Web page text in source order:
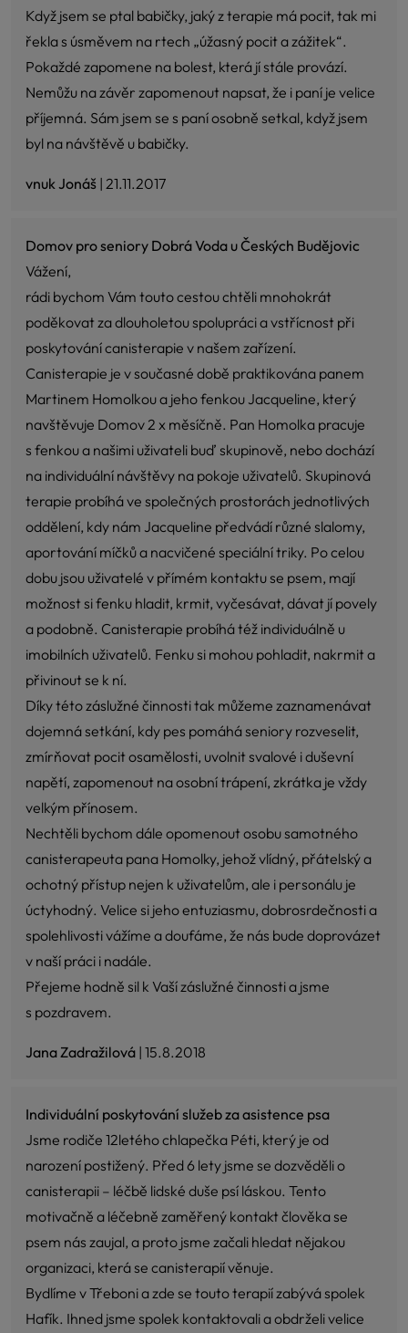
Když jsem se ptal babičky, jaký z terapie má pocit, tak mi
řekla s úsměvem na rtech „úžasný pocit a zážitek“.
Pokaždé zapomene na bolest, která jí stále provází.
Nemůžu na závěr zapomenout napsat, že i paní je velice
příjemná. Sám jsem se s paní osobně setkal, když jsem
byl na návštěvě u babičky.
vnuk Jonáš | 21.11.2017
Domov pro seniory Dobrá Voda u Českých Budějovic
Vážení,
rádi bychom Vám touto cestou chtěli mnohokrát
poděkovat za dlouholetou spolupráci a vstřícnost při
poskytování canisterapie v našem zařízení.
Canisterapie je v současné době praktikována panem
Martinem Homolkou a jeho fenkou Jacqueline, který
navštěvuje Domov 2 x měsíčně. Pan Homolka pracuje
s fenkou a našimi uživateli buď skupinově, nebo dochází
na individuální návštěvy na pokoje uživatelů. Skupinová
terapie probíhá ve společných prostorách jednotlivých
oddělení, kdy nám Jacqueline předvádí různé slalomy,
aportování míčků a nacvičené speciální triky. Po celou
dobu jsou uživatelé v přímém kontaktu se psem, mají
možnost si fenku hladit, krmit, vyčesávat, dávat jí povely
a podobně. Canisterapie probíhá též individuálně u
imobilních uživatelů. Fenku si mohou pohladit, nakrmit a
přivinout se k ní.
Díky této záslužné činnosti tak můžeme zaznamenávat
dojemná setkání, kdy pes pomáhá seniory rozveselit,
zmírňovat pocit osamělosti, uvolnit svalové i duševní
napětí, zapomenout na osobní trápení, zkrátka je vždy
velkým přínosem.
Nechtěli bychom dále opomenout osobu samotného
canisterapeuta pana Homolky, jehož vlídný, přátelský a
ochotný přístup nejen k uživatelům, ale i personálu je
úctyhodný. Velice si jeho entuziasmu, dobrosrdečnosti a
spolehlivosti vážíme a doufáme, že nás bude doprovázet
v naší práci i nadále.
Přejeme hodně sil k Vaší záslužné činnosti a jsme
s pozdravem.
Jana Zadražilová | 15.8.2018
Individuální poskytování služeb za asistence psa
Jsme rodiče 12letého chlapečka Péti, který je od
narození postižený. Před 6 lety jsme se dozvěděli o
canisterapii – léčbě lidské duše psí láskou. Tento
motivačně a léčebně zaměřený kontakt člověka se
psem nás zaujal, a proto jsme začali hledat nějakou
organizaci, která se canisterapií věnuje.
Bydlíme v Třeboni a zde se touto terapií zabývá spolek
Hafík. Ihned jsme spolek kontaktovali a obdrželi velice